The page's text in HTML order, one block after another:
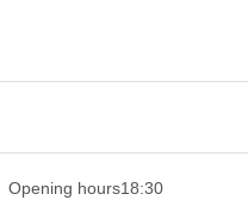
Opening hours18:30